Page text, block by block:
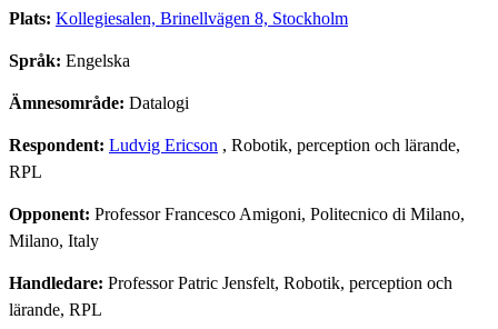
Plats: Kollegiesalen, Brinellvägen 8, Stockholm
Språk: Engelska
Ämnesområde: Datalogi
Respondent: Ludvig Ericson , Robotik, perception och lärande,
RPL
Opponent: Professor Francesco Amigoni, Politecnico di Milano,
Milano, Italy
Handledare: Professor Patric Jensfelt, Robotik, perception och
lärande, RPL